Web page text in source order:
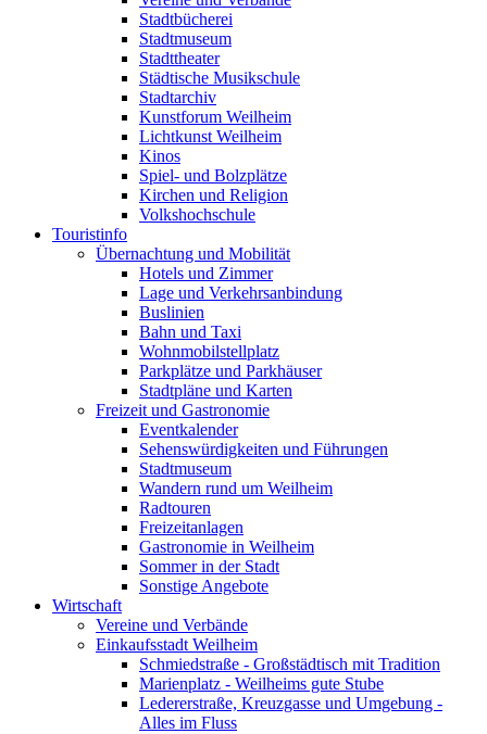
Stadtbücherei
Stadtmuseum
Stadttheater
Städtische Musikschule
Stadtarchiv
Kunstforum Weilheim
Lichtkunst Weilheim
Kinos
Spiel- und Bolzplätze
Kirchen und Religion
Volkshochschule
Touristinfo
Übernachtung und Mobilität
Hotels und Zimmer
Lage und Verkehrsanbindung
Buslinien
Bahn und Taxi
Wohnmobilstellplatz
Parkplätze und Parkhäuser
Stadtpläne und Karten
Freizeit und Gastronomie
Eventkalender
Sehenswürdigkeiten und Führungen
Stadtmuseum
Wandern rund um Weilheim
Radtouren
Freizeitanlagen
Gastronomie in Weilheim
Sommer in der Stadt
Sonstige Angebote
Wirtschaft
Vereine und Verbände
Einkaufsstadt Weilheim
Schmiedstraße - Großstädtisch mit Tradition
Marienplatz - Weilheims gute Stube
Ledererstraße, Kreuzgasse und Umgebung -
Alles im Fluss